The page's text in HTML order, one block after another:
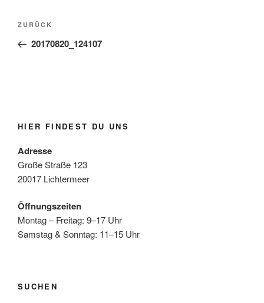
Beitragsnavigation
Vorheriger
Beitrag
ZURÜCK
20170820_124107
HIER FINDEST DU UNS
Adresse
Große Straße 123
20017 Lichtermeer
Öffnungszeiten
Montag – Freitag: 9–17 Uhr
Samstag & Sonntag: 11–15 Uhr
SUCHEN